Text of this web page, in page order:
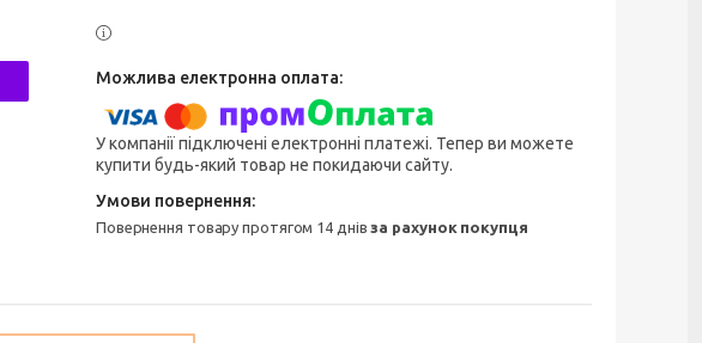
У компанії підключені електронні платежі. Тепер ви можете
купити будь-який товар не покидаючи сайту.
повернення товару протягом 14 днівза рахунок покупця